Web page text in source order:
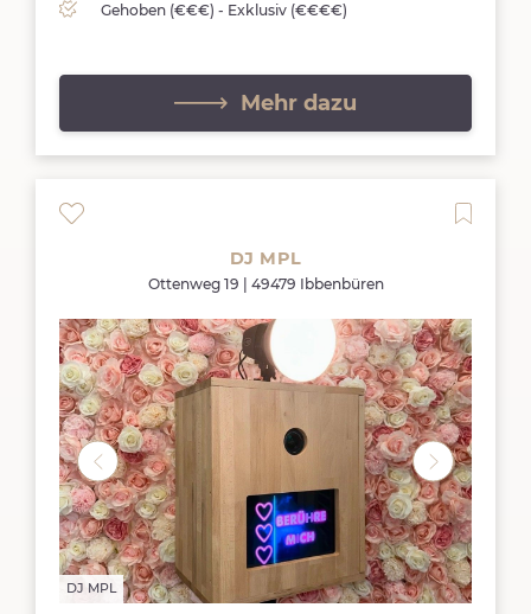
Gehoben (€€€) - Exklusiv (€€€€)
Mehr dazu
DJ MPL
Ottenweg 19 | 49479 Ibbenbüren
DJ MPL